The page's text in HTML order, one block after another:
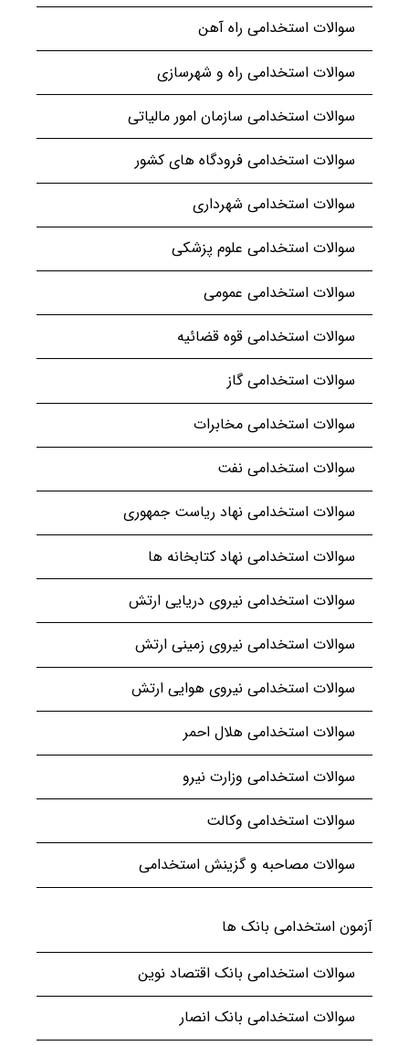
سوالات استخدامی راه آهن
سوالات استخدامی راه و شهرسازی
سوالات استخدامی سازمان امور مالیاتی
سوالات استخدامی فرودگاه های کشور
سوالات استخدامی شهرداری
سوالات استخدامی علوم پزشکی
سوالات استخدامی عمومی
سوالات استخدامی قوه قضائیه
سوالات استخدامی گاز
سوالات استخدامی مخابرات
سوالات استخدامی نفت
سوالات استخدامی نهاد ریاست جمهوری
سوالات استخدامی نهاد کتابخانه ها
سوالات استخدامی نیروی دریایی ارتش
سوالات استخدامی نیروی زمینی ارتش
سوالات استخدامی نیروی هوایی ارتش
سوالات استخدامی هلال احمر
سوالات استخدامی وزارت نیرو
سوالات استخدامی وکالت
سوالات مصاحبه و گزینش استخدامی
آزمون استخدامی بانک ها
سوالات استخدامی بانک اقتصاد نوین
سوالات استخدامی بانک انصار